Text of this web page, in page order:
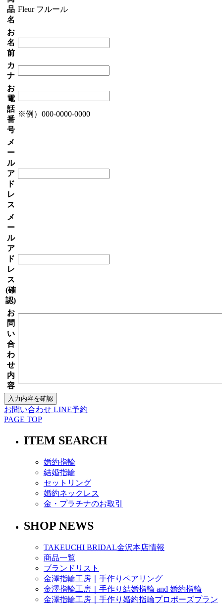
品
名
Fleur フルール
お
名
前
カ
ナ
お
電
話
番
号
※例）000-0000-0000
メ
ー
ル
ア
ド
レ
ス
メ
ー
ル
ア
ド
レ
ス
(確
認)
お
問
い
合
わ
せ
内
容
お問い合わせ LINE予約
PAGE TOP
ITEM SEARCH
婚約指輪
結婚指輪
セットリング
婚約ネックレス
金・プラチナのお取引
SHOP NEWS
TAKEUCHI BRIDAL金沢本店情報
商品一覧
ブランドリスト
金澤指輪工房｜手作りペアリング
金澤指輪工房｜手作り結婚指輪 and 婚約指輪
金澤指輪工房｜手作り婚約指輪プロポーズプラン